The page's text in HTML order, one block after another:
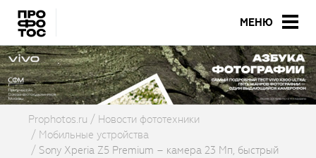
МЕНЮ
Prophotos.ru
Новости фототехники
Мобильные устройства
Sony Xperia Z5 Premium – камера 23 Мп, быстрый